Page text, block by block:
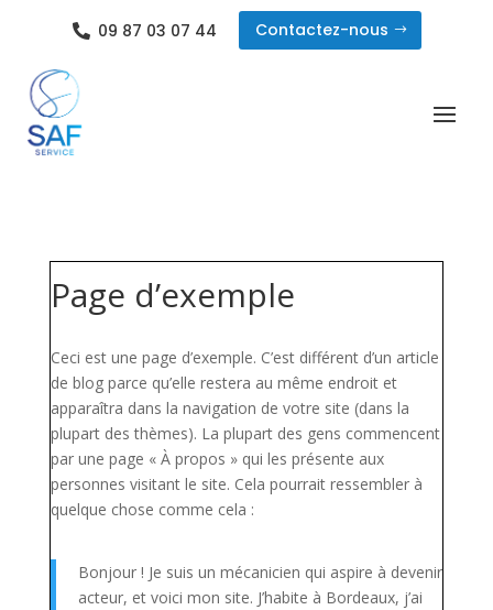
 09 87 03 07 44 Contactez-nous
Page d’exemple
Ceci est une page d’exemple. C’est différent d’un article
de blog parce qu’elle restera au même endroit et
apparaîtra dans la navigation de votre site (dans la
plupart des thèmes). La plupart des gens commencent
par une page « À propos » qui les présente aux
personnes visitant le site. Cela pourrait ressembler à
quelque chose comme cela :
Bonjour ! Je suis un mécanicien qui aspire à devenir
acteur, et voici mon site. J’habite à Bordeaux, j’ai